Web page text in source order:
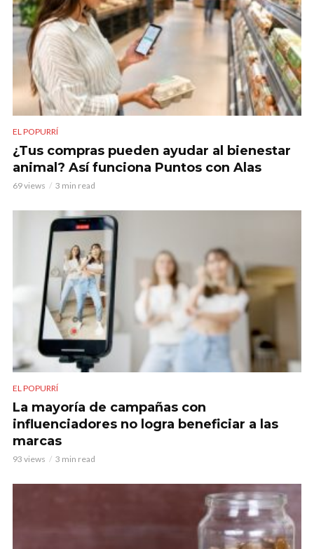
EL POPURRÍ
¿Tus compras pueden ayudar al bienestar
animal? Así funciona Puntos con Alas
69 views 3 min read
EL POPURRÍ
La mayoría de campañas con
influenciadores no logra beneficiar a las
marcas
93 views 3 min read